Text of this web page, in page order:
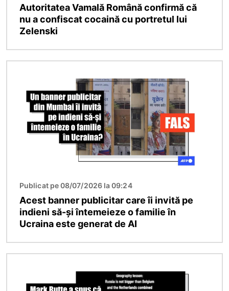
Autoritatea Vamală Română confirmă că
nu a confiscat cocaină cu portretul lui
Zelenski
Publicat pe 08/07/2026 la 09:24
Acest banner publicitar care îi invită pe
indieni să-și întemeieze o familie în
Ucraina este generat de AI